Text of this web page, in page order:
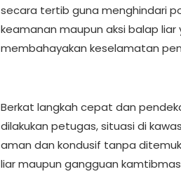
secara tertib guna menghindari
keamanan maupun aksi balap
membahayakan keselamatan
Berkat langkah cepat dan
dilakukan petugas, situasi di
aman dan kondusif tanpa
liar maupun gangguan